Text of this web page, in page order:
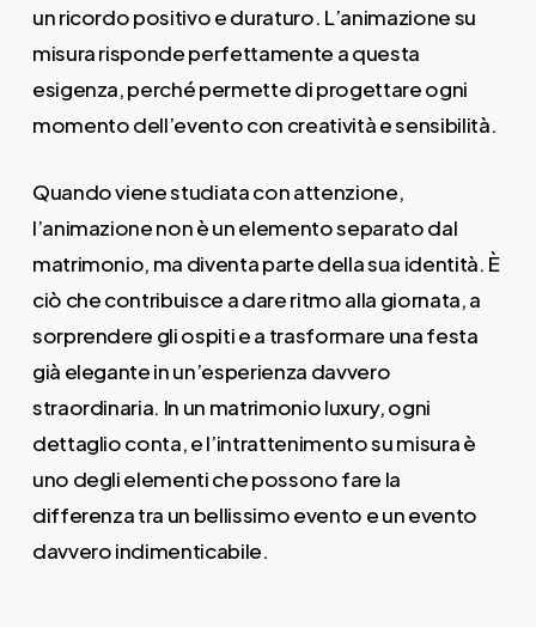
un ricordo positivo e duraturo. L’animazione su
misura risponde perfettamente a questa
esigenza, perché permette di progettare ogni
momento dell’evento con creatività e sensibilità.
Quando viene studiata con attenzione,
l’animazione non è un elemento separato dal
matrimonio, ma diventa parte della sua identità. È
ciò che contribuisce a dare ritmo alla giornata, a
sorprendere gli ospiti e a trasformare una festa
già elegante in un’esperienza davvero
straordinaria. In un matrimonio luxury, ogni
dettaglio conta, e l’intrattenimento su misura è
uno degli elementi che possono fare la
differenza tra un bellissimo evento e un evento
davvero indimenticabile.